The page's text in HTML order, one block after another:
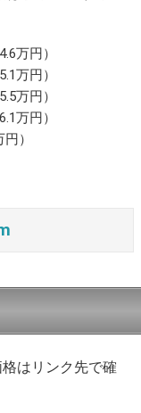
万円）
万円）
万円）
万円）
）
はリンク先で確